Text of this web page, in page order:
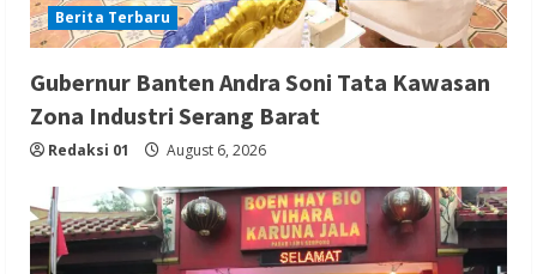
Berita Terbaru
Gubernur Banten Andra Soni Tata Kawasan
Zona Industri Serang Barat
Redaksi 01 August 6, 2026